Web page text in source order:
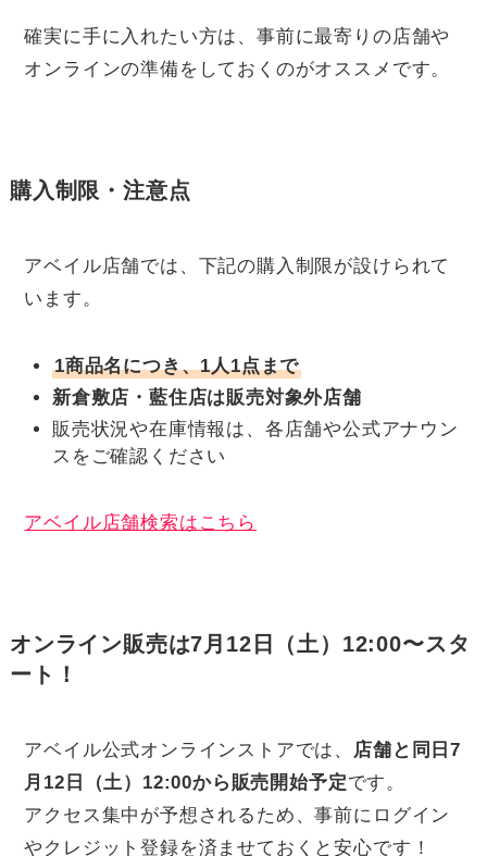
確実に手に入れたい方は、事前に最寄りの店舗や
オンラインの準備をしておくのがオススメです。
購入制限・注意点
アベイル店舗では、下記の購入制限が設けられて
います。
1商品名につき、1人1点まで
新倉敷店・藍住店は販売対象外店舗
販売状況や在庫情報は、各店舗や公式アナウン
スをご確認ください
アベイル店舗検索はこちら
オンライン販売は7月12日（土）12:00〜スタ
ート！
アベイル公式オンラインストアでは、 店舗と同日7
月12日（土）12:00から販売開始予定です。
アクセス集中が予想されるため、事前にログイン
やクレジット登録を済ませておくと安心です！